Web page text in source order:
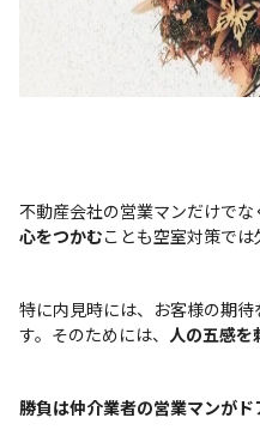
不動産会社の営業マンだけでな
心をつかむことも空室対策では
特に内見時には、お客様の期
す。そのためには、 人の五感を
勝負は仲介業者の営業マンが